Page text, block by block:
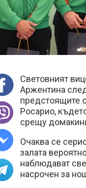
Световният
Аржентина
предстоящите
Росарио,
срещу
Очаква се
залата
наблюдават
насрочен за